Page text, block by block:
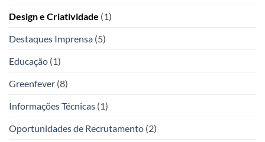
Design e Criatividade (1)
Destaques Imprensa (5)
Educação (1)
Greenfever (8)
Informações Técnicas (1)
Oportunidades de Recrutamento (2)